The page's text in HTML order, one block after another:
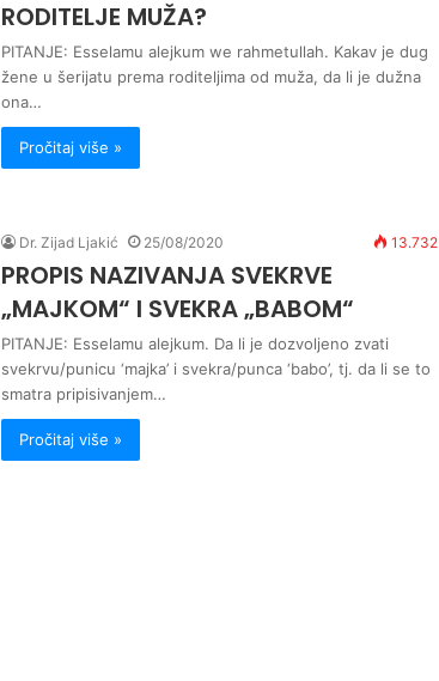
RODITELJE MUŽA?
PITANJE: Esselamu alejkum we rahmetullah. Kakav je dug
žene u šerijatu prema roditeljima od muža, da li je dužna
ona…
Pročitaj više »
Dr. Zijad Ljakić 25/08/2020 13.732
PROPIS NAZIVANJA SVEKRVE
„MAJKOM“ I SVEKRA „BABOM“
PITANJE: Esselamu alejkum. Da li je dozvoljeno zvati
svekrvu/punicu ‘majka’ i svekra/punca ‘babo’, tj. da li se to
smatra pripisivanjem…
Pročitaj više »